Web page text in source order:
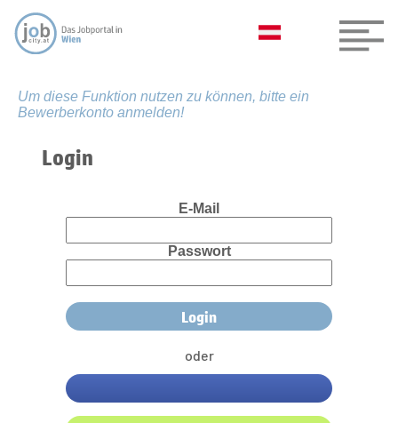
Um diese Funktion nutzen zu können, bitte ein
Bewerberkonto anmelden!
Login
E-Mail
Passwort
oder